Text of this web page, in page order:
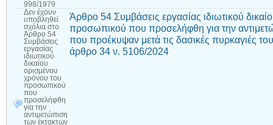
998/1979
Δεν έχουν
υποβληθεί
σχόλια στο
Άρθρο 54
Συμβάσεις
εργασίας
ιδιωτικού
δικαίου
ορισμένου
χρόνου του
προσωπικού
που
προσελήφθη
για την
αντιμετώπιση
των έκτακτων
Άρθρο 54 Συμβάσεις εργασίας ιδιωτικού
προσωπικού που προσελήφθη για την
που προέκυψαν μετά τις δασικές πυρκαγιές
άρθρο 34 ν. 5106/2024